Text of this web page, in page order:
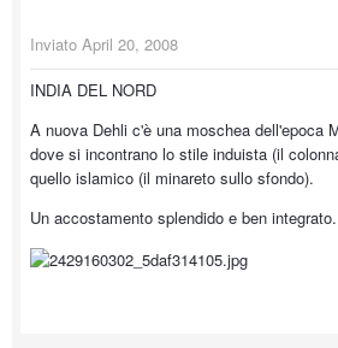
Inviato April 20, 2008
INDIA DEL NORD
A nuova Dehli c'è una moschea dell'epoca
dove si incontrano lo stile induista (il
quello islamico (il minareto sullo sfondo).
Un accostamento splendido e ben integrato.